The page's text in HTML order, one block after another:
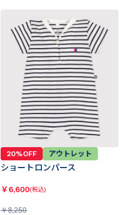
20%OFF アウトレット
ショートロンパース
￥ 6,600(税込)
￥8,250